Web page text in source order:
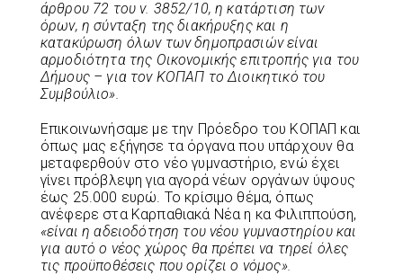
άρθρου 72 του ν. 3852/10, η κατάρτιση των
όρων, η σύνταξη της διακήρυξης και η
κατακύρωση όλων των δημοπρασιών είναι
αρμοδιότητα της Οικονομικής επιτροπής για του
Δήμους – για τον ΚΟΠΑΠ το Διοικητικό του
Συμβούλιο».
Επικοινωνήσαμε με την Πρόεδρο του ΚΟΠΑΠ και
όπως μας εξήγησε τα όργανα που υπάρχουν θα
μεταφερθούν στο νέο γυμναστήριο, ενώ έχει
γίνει πρόβλεψη για αγορά νέων οργάνων ύψους
έως 25.000 ευρώ. Το κρίσιμο θέμα, όπως
ανέφερε στα Καρπαθιακά Νέα η κα Φιλιππούση,
«είναι η αδειοδότηση του νέου γυμναστηρίου και
για αυτό ο νέος χώρος θα πρέπει να τηρεί όλες
τις προϋποθέσεις που ορίζει ο νόμος».